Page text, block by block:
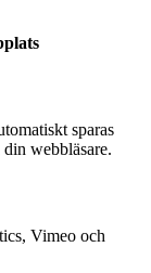
sparas
webbläsare.
Vimeo och